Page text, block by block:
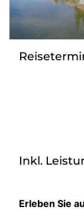
Inkl.
Erleben Sie